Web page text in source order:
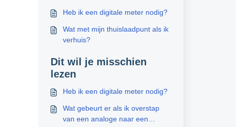
Heb ik een digitale meter nodig?
Wat met mijn thuislaadpunt als ik
verhuis?
Dit wil je misschien
lezen
Heb ik een digitale meter nodig?
Wat gebeurt er als ik overstap
van een analoge naar een